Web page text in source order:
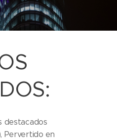
destacados
Pervertido en